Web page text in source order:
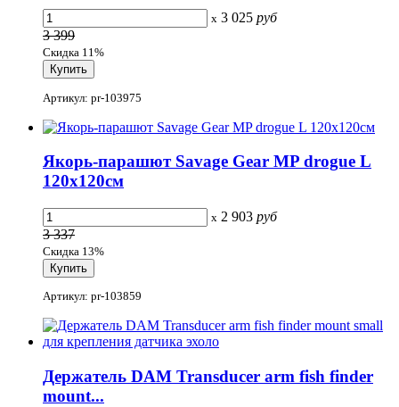
x 3 025 руб
3 399
Скидка 11%
Артикул: pr-103975
Якорь-парашют Savage Gear MP drogue L
120x120см
x 2 903 руб
3 337
Скидка 13%
Артикул: pr-103859
Держатель DAM Transducer arm fish finder
mount...